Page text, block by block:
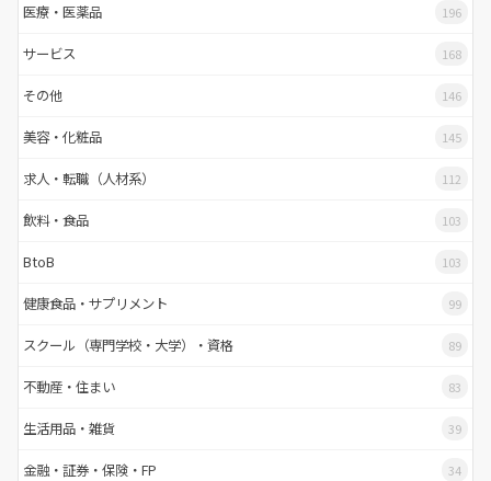
医療・医薬品 196
サービス 168
その他 146
美容・化粧品 145
求人・転職（人材系） 112
飲料・食品 103
BtoB 103
健康食品・サプリメント 99
スクール（専門学校・大学）・資格 89
不動産・住まい 83
生活用品・雑貨 39
金融・証券・保険・FP 34